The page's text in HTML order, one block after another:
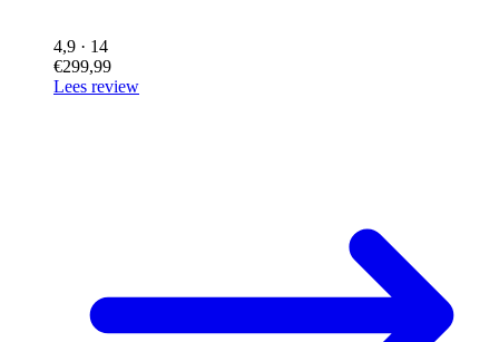
4,9 · 14
€299,99
Lees review